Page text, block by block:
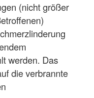
(nicht größer
werden. Das
die verbrannte